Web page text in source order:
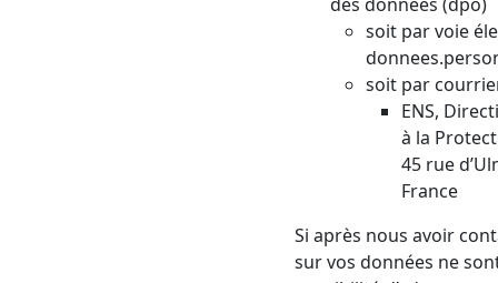
soit par voie
soit par
ENS,
à la
45 rue
France
Si après nous avoir
sur vos données ne